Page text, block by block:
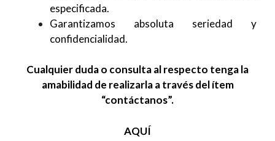
especificada.
Garantizamos absoluta seriedad y
confidencialidad.
Cualquier duda o consulta al respecto tenga la
amabilidad de realizarla a través del ítem
“contáctanos”.
AQUÍ